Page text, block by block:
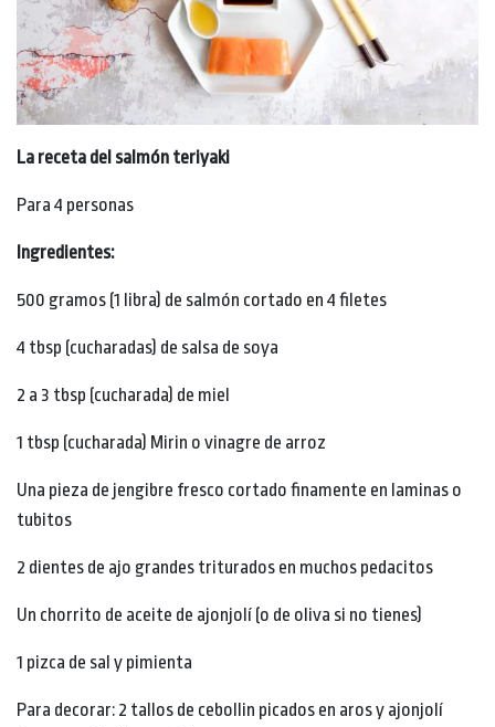
La receta del salmón teriyaki
Para 4 personas
Ingredientes:
500 gramos (1 libra) de salmón cortado en 4 filetes
4 tbsp (cucharadas) de salsa de soya
2 a 3 tbsp (cucharada) de miel
1 tbsp (cucharada) Mirin o vinagre de arroz
Una pieza de jengibre fresco cortado finamente en laminas o
tubitos
2 dientes de ajo grandes triturados en muchos pedacitos
Un chorrito de aceite de ajonjolí (o de oliva si no tienes)
1 pizca de sal y pimienta
Para decorar: 2 tallos de cebollin picados en aros y ajonjolí